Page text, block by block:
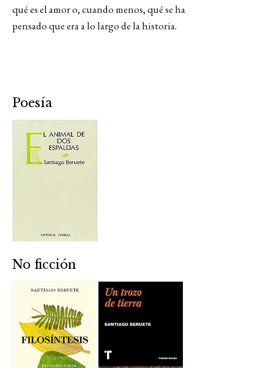
qué es el amor o, cuando menos, qué se ha
pensado que era a lo largo de la historia.
Poesía
No ficción